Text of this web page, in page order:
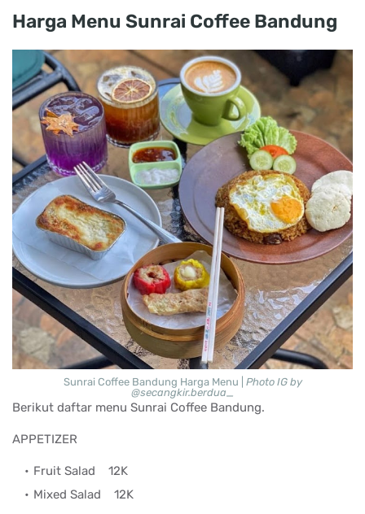
Harga Menu Sunrai Coffee Bandung
Sunrai Coffee Bandung Harga Menu | Photo IG by
@secangkir.berdua_
Berikut daftar menu Sunrai Coffee Bandung.
APPETIZER
Fruit Salad 12K
Mixed Salad 12K